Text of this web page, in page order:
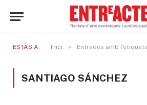
ESTÀS A: Inici » Entrades amb
SANTIAGO SÁNCHEZ